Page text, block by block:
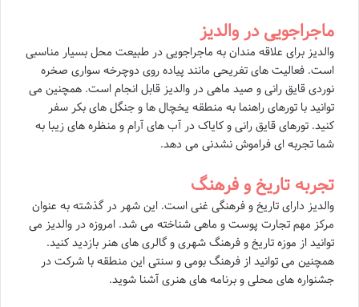
ماجراجویی در والدیز
والدیز برای علاقه مندان به ماجراجویی در طبیعت محل بسیار مناسبی
است. فعالیت های تفریحی مانند پیاده روی دوچرخه سواری صخره
نوردی قایق رانی و صید ماهی در والدیز قابل انجام است. همچنین می
توانید با تورهای راهنما به منطقه یخچال ها و جنگل های بکر سفر
کنید. تورهای قایق رانی و کایاک در آب های آرام و منظره های زیبا به
شما تجربه ای فراموش نشدنی می دهد.
تجربه تاریخ و فرهنگ
والدیز دارای تاریخ و فرهنگی غنی است. این شهر در گذشته به عنوان
مرکز مهم تجارت پوست و ماهی شناخته می شد. امروزه در والدیز می
توانید از موزه تاریخ و فرهنگ شهری و گالری های هنر بازدید کنید.
همچنین می توانید از فرهنگ بومی و سنتی این منطقه با شرکت در
جشنواره های محلی و برنامه های هنری آشنا شوید.